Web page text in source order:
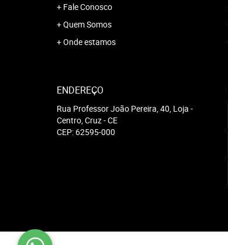
Fale Conosco
Quem Somos
Onde estamos
ENDEREÇO
Rua Professor João Pereira, 40, Loja -
Centro, Cruz-CE
CEP: 62595-000